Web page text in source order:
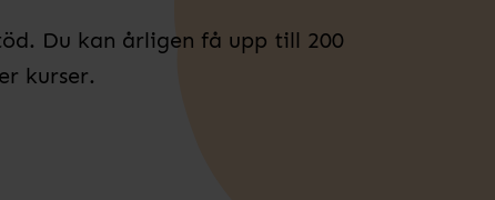
Du kan årligen få upp till 200
kurser.